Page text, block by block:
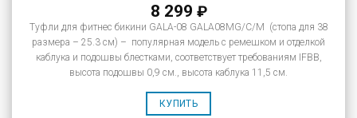
8 299 ₽
Туфли для фитнес бикини GALA-08 GALA08MG/C/M (стопа для 38
размера – 25.3 см) – популярная модель с ремешком и отделкой
каблука и подошвы блестками, соответствует требованиям IFBB,
высота подошвы 0,9 см., высота каблука 11,5 см.
КУПИТЬ